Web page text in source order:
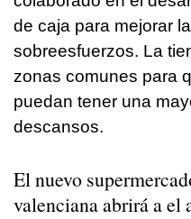
de caja para mejorar
sobreesfuerzos. La
zonas comunes para
puedan tener una
descansos.
El nuevo
valenciana abrirá a el